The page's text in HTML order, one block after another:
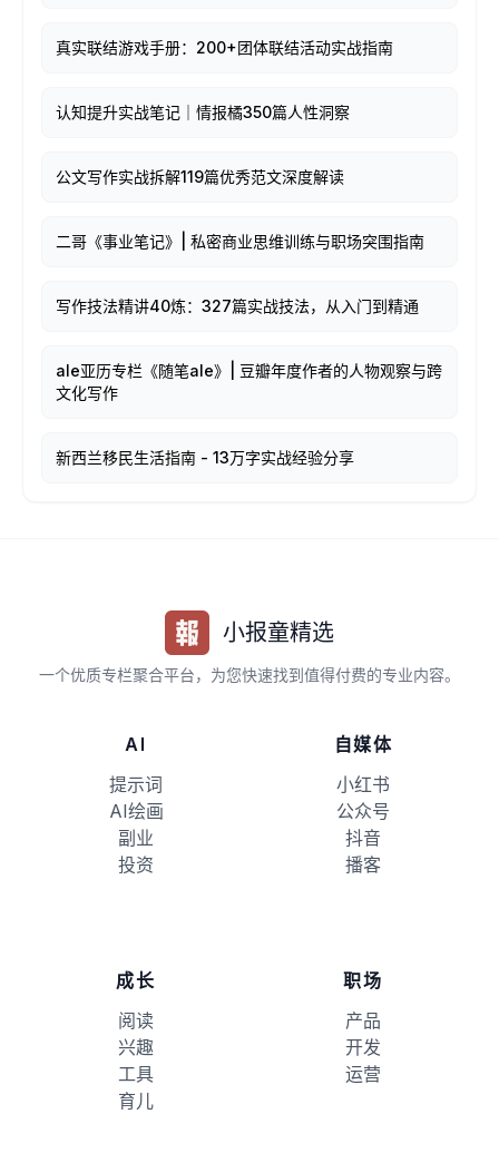
真实联结游戏手册：200+团体联结活动实战指南
认知提升实战笔记｜情报橘350篇人性洞察
公文写作实战拆解119篇优秀范文深度解读
二哥《事业笔记》| 私密商业思维训练与职场突围指南
写作技法精讲40炼：327篇实战技法，从入门到精通
ale亚历专栏《随笔ale》| 豆瓣年度作者的人物观察与跨
文化写作
新西兰移民生活指南 - 13万字实战经验分享
小报童精选
一个优质专栏聚合平台，为您快速找到值得付费的专业内容。
AI
提示词
AI绘画
副业
投资
自媒体
小红书
公众号
抖音
播客
成长
阅读
兴趣
工具
育儿
职场
产品
开发
运营